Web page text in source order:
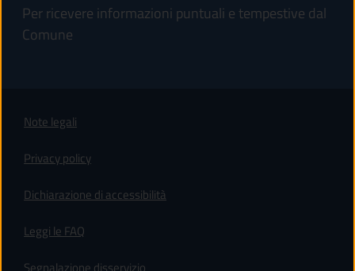
Per ricevere informazioni puntuali e tempestive dal
Comune
Note legali
Privacy policy
Dichiarazione di accessibilità
Leggi le FAQ